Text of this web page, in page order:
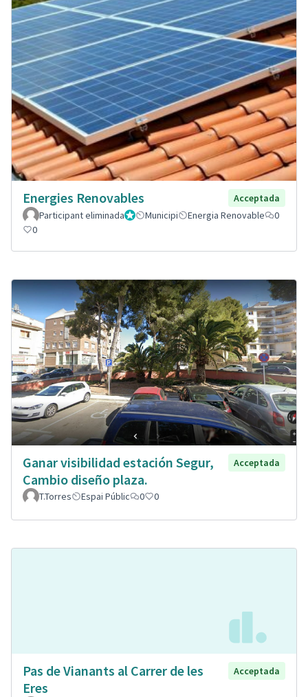
Energies Renovables
Acceptada
Participant eliminadaAdministrador
Municipi Energia Renovable
0
0
Ganar visibilidad estación Segur,
Cambio diseño plaza.
Acceptada
T.Torres Espai Públic 0 0
Pas de Vianants al Carrer de les
Eres
Acceptada